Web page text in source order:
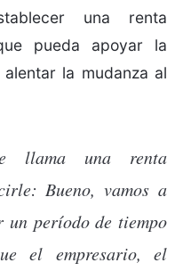
una renta
pueda apoyar la
la mudanza al
llama una renta
Bueno, vamos a
un período de tiempo
el empresario, el